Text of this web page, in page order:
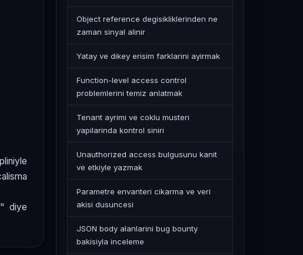
diye
Object reference degisikliklerinden ne
zaman sinyal alinir
Yatay ve dikey erisim farklarini ayirmak
Function-level access control
problemlerini temiz anlatmak
Tenant ayrimi ve coklu musteri
yapilarinda kontrol siniri
Unauthorized access bulgusunu kanit
ve etkiyle yazmak
Parametre envanteri cikarma ve veri
akisi dusuncesi
JSON body alanlarini bug bounty
bakisiyla inceleme